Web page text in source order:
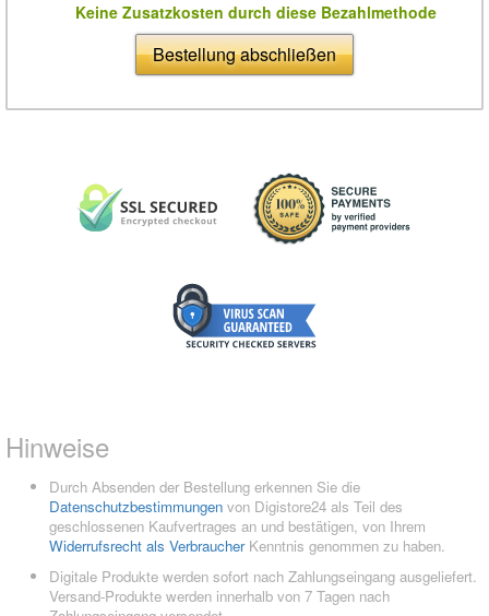
Keine Zusatzkosten durch diese Bezahlmethode
Bestellung abschließen
Hinweise
Durch Absenden der Bestellung erkennen Sie die
Datenschutzbestimmungen von Digistore24 als Teil des
geschlossenen Kaufvertrages an und bestätigen, von Ihrem
Widerrufsrecht als VerbraucherKenntnis genommen zu haben.
Digitale Produkte werden sofort nach Zahlungseingang ausgeliefert.
Versand-Produkte werden innerhalb von 7 Tagen nach